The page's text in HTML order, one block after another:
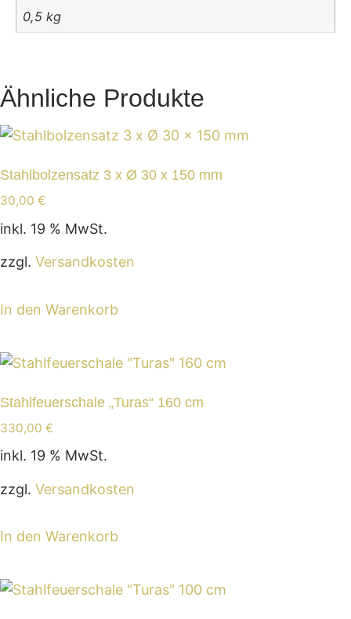
0,5 kg
Ähnliche Produkte
Stahlbolzensatz 3 x Ø 30 x 150 mm
30,00 €
inkl. 19 % MwSt.
zzgl. Versandkosten
In den Warenkorb
Stahlfeuerschale „Turas“ 160 cm
330,00 €
inkl. 19 % MwSt.
zzgl. Versandkosten
In den Warenkorb